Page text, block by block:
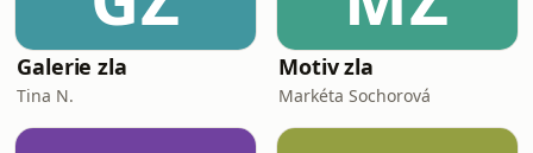
Galerie zla
Tina N.
Motiv zla
Markéta Sochorová